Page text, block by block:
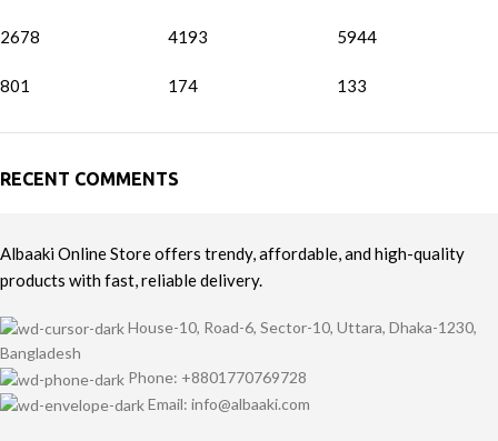
2678
801
4193
174
5944
133
RECENT COMMENTS
Albaaki Online Store offers trendy, affordable, and high-quality
products with fast, reliable delivery.
House-10, Road-6, Sector-10, Uttara, Dhaka-1230,
Bangladesh
Phone: +8801770769728
Email: info@albaaki.com